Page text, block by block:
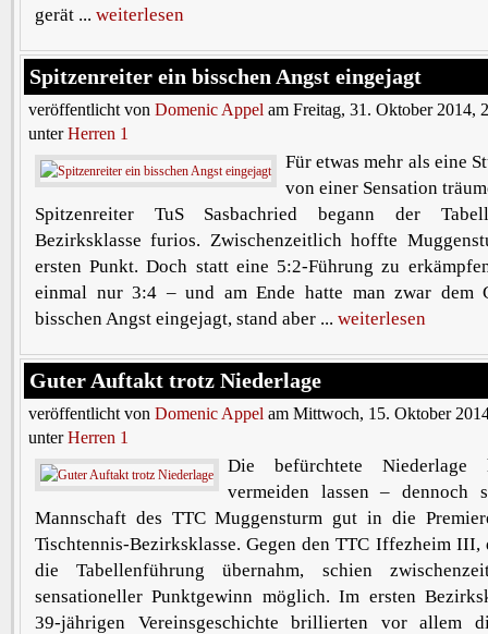
gerät ... weiterlesen
Spitzenreiter ein bisschen Angst eingejagt
veröffentlicht von Domenic Appel am Freitag, 31. Oktober 2014,
unterHerren 1
Für etwas mehr als eine
von einer Sensation
Spitzenreiter TuS Sasbachried begann der
Bezirksklasse furios. Zwischenzeitlich hoffte
ersten Punkt. Doch statt eine 5:2-Führung zu
einmal nur 3:4 – und am Ende hatte man zwar dem
bisschen Angst eingejagt, stand aber ... weiterlesen
Guter Auftakt trotz Niederlage
veröffentlicht von Domenic Appel am Mittwoch, 15. Oktober
unterHerren 1
Die befürchtete
vermeiden lassen – dennoch
Mannschaft des TTC Muggensturm gut in die
Tischtennis-Bezirksklasse. Gegen den TTC Iffezheim
die Tabellenführung übernahm, schien
sensationeller Punktgewinn möglich. Im ersten
39-jährigen Vereinsgeschichte brillierten vor allem